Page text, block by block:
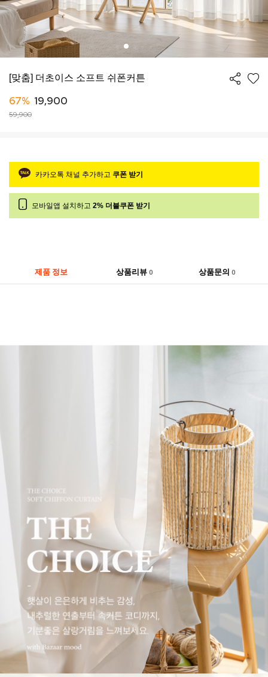
[맞춤] 더초이스 소프트 쉬폰커튼
67% 19,900
59,900
카카오톡 채널 추가하고 쿠폰 받기
모바일앱 설치하고 2% 더블쿠폰 받기
제품 정보 상품리뷰 0 상품문의0